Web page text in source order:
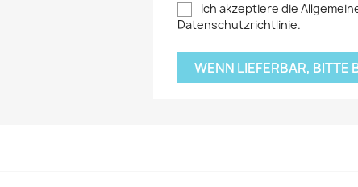
Ich akzeptiere die
Datenschutzrichtlinie.
WENN LIEFERBAR, BITTE